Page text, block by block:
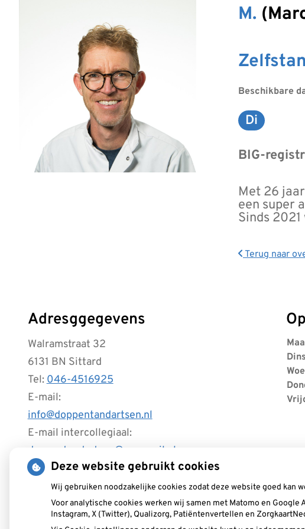
M.
Beschikbare
Dinsdag
Di
BIG-
Met 26
een super
Sinds
Terug naar
Adresggegevens
Walramstraat 32
6131 BN Sittard
Tel:046-4516925
E-mail:
info@doppentandartsen.nl
E-mail intercollegiaal:
doppentandartsen@zorgmail.nl
Deze website gebruikt cookies
Wij gebruiken noodzakelijke cookies zodat deze website goed kan
Voor analytische cookies werken wij samen met Matomo en Google
Instagram, X (Twitter), Qualizorg, Patiëntenvertellen en